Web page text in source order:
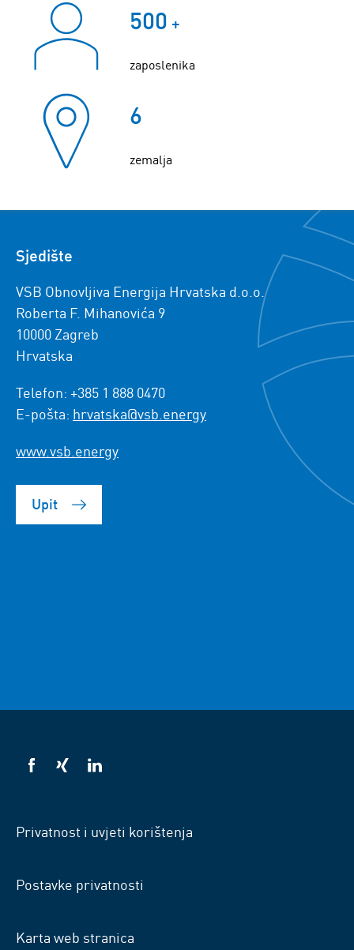
500 +
zaposlenika
6
zemalja
Sjedište
VSB Obnovljiva Energija Hrvatska d.o.o.
Roberta F. Mihanovića 9
10000 Zagreb
Hrvatska
Telefon: +385 1 888 0470
E-pošta: hrvatska@vsb.energy
www.vsb.energy
Upit
VSB
VSB
VSB
Privatnost i uvjeti korištenja
Postavke privatnosti
Karta web stranica